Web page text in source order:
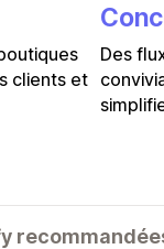
clients et
Des